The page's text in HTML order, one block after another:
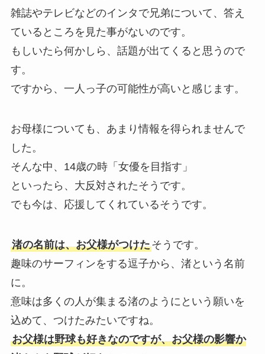
雑誌やテレビなどのインタで兄弟について、答え
ているところを見た事がないのです。
もしいたら何かしら、話題が出てくると思うので
す。
ですから、一人っ子の可能性が高いと感じます。
お母様についても、あまり情報を得られませんで
した。
そんな中、14歳の時「女優を目指す」
といったら、大反対されたそうです。
でも今は、応援してくれているそうです。
渚の名前は、お父様がつけたそうです。
趣味のサーフィンをする逗子から、渚という名前
に。
意味は多くの人が集まる渚のようにという願いを
込めて、つけたみたいですね。
お父様は野球も好きなのですが、お父様の影響か